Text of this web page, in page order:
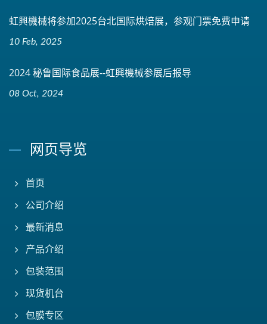
虹興機械将参加2025台北国际烘焙展，参观门票免费申请
10 Feb, 2025
2024 秘鲁国际食品展--虹興機械参展后报导
08 Oct, 2024
网页导览
首页
公司介绍
最新消息
产品介绍
包装范围
现货机台
包膜专区